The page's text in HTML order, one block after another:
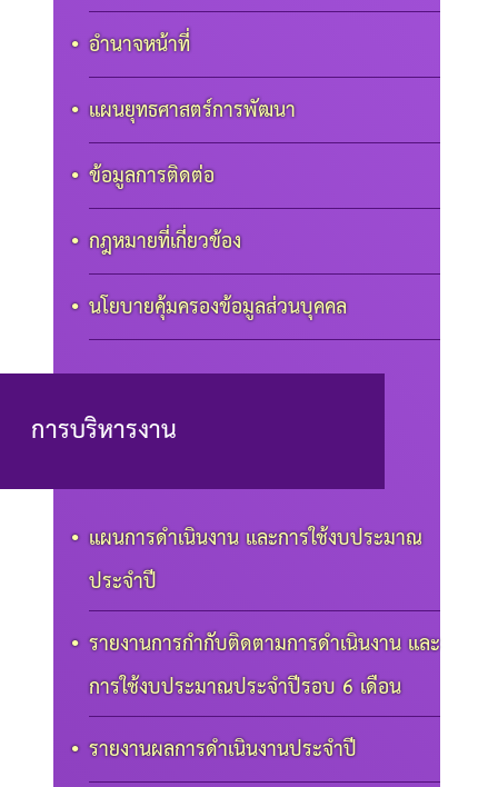
อำนาจหน้าที่
แผนยุทธศาสตร์การพัฒนา
ข้อมูลการติดต่อ
กฎหมายที่เกี่ยวข้อง
นโยบายคุ้มครองข้อมูลส่วนบุคคล
การบริหารงาน
แผนการดำเนินงาน และการใช้งบประมาณ
ประจำปี
รายงานการกำกับติดตามการดำเนินงาน และ
การใช้งบประมาณประจำปีรอบ 6 เดือน
รายงานผลการดำเนินงานประจำปี